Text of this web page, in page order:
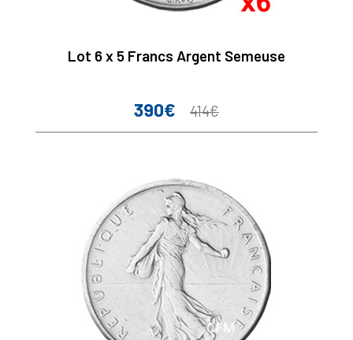
Lot 6 x 5 Francs Argent Semeuse
Prix
390€
Prix
414€